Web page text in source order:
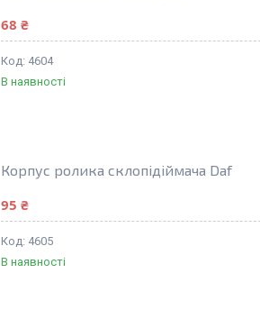
68 ₴
4604
В наявності
Корпус ролика склопідіймача Daf
95 ₴
4605
В наявності